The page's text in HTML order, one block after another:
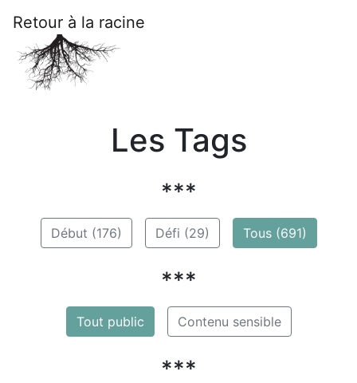
Retour à la racine
Les Tags
***
Début (176) Défi (29) Tous (691)
***
Tout public Contenu sensible
***